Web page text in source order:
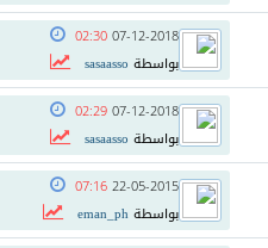
07-12-2018
02:30
بواسطة sasaasso
07-12-2018
02:29
بواسطة sasaasso
22-05-2015
07:16
بواسطةeman_ph